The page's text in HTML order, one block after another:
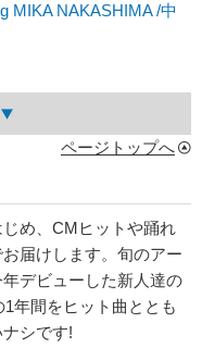
MIKA NAKASHIMA/中
ページトップへ
め、CMヒットや踊れ
届けします。旬のアー
デビューした新人達の
年間をヒット曲ととも
シです!